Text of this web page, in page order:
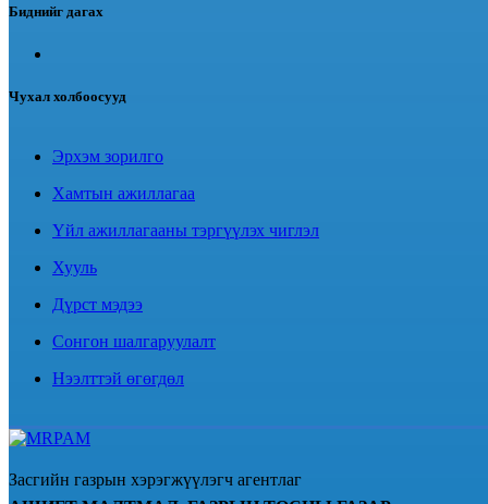
Биднийг дагах
Чухал холбоосууд
Эрхэм зорилго
Хамтын ажиллагаа
Үйл ажиллагааны тэргүүлэх чиглэл
Хууль
Дүрст мэдээ
Сонгон шалгаруулалт
Нээлттэй өгөгдөл
Засгийн газрын хэрэгжүүлэгч агентлаг